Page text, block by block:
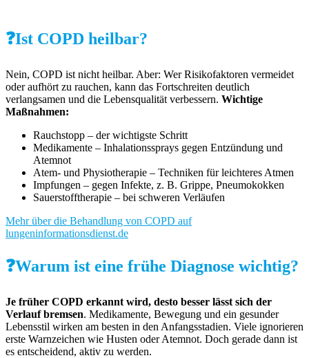
❓Ist COPD heilbar?
Nein, COPD ist nicht heilbar. Aber: Wer Risikofaktoren vermeidet
oder aufhört zu rauchen, kann das Fortschreiten deutlich
verlangsamen und die Lebensqualität verbessern. Wichtige
Maßnahmen:
Rauchstopp – der wichtigste Schritt
Medikamente – Inhalationssprays gegen Entzündung und
Atemnot
Atem- und Physiotherapie – Techniken für leichteres Atmen
Impfungen – gegen Infekte, z. B. Grippe, Pneumokokken
Sauerstofftherapie – bei schweren Verläufen
Mehr über die Behandlung von COPD auf
lungeninformationsdienst.de
❓Warum ist eine frühe Diagnose wichtig?
Je früher COPD erkannt wird, desto besser lässt sich der
Verlauf bremsen. Medikamente, Bewegung und ein gesunder
Lebensstil wirken am besten in den Anfangsstadien. Viele ignorieren
erste Warnzeichen wie Husten oder Atemnot. Doch gerade dann ist
es entscheidend, aktiv zu werden.